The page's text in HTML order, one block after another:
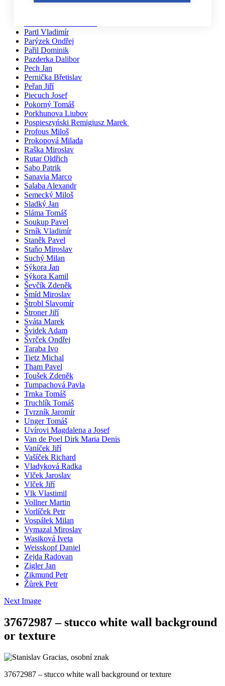
Nový Jindřich
Partl Vladimír
Parýzek Ondřej
Pařil Dominik
Pazderka Dalibor
Pech Jan
Pernička Břetislav
Peřan Jiří
Piecuch Josef
Pokorný Tomáš
Porkhunova Liubov
Pospieszyński Remigiusz Marek
Profous Miloš
Prokopová Milada
Raška Miroslav
Rutar Oldřich
Sabo Patrik
Sanavia Marco
Salaba Alexandr
Semecký Miloš
Sladký Jan
Sláma Tomáš
Soukup Pavel
Srník Vladimír
Staněk Pavel
Staňo Miroslav
Suchý Milan
Sýkora Jan
Sýkora Kamil
Ševčík Zdeněk
Šmíd Miroslav
Štrobl Slavomír
Štroner Jiří
Sváta Marek
Švidek Adam
Švrček Ondřej
Taraba Ivo
Tietz Michal
Tham Pavel
Toušek Zdeněk
Tumpachová Pavla
Trnka Tomáš
Truchlík Tomáš
Tvrzník Jaromír
Unger Tomáš
Uvírovi Magdalena a Josef
Van de Poel Dirk Maria Denis
Vaníček Jiří
Vašíček Richard
Vladyková Radka
Vlček Jaroslav
Vlček Jiří
Vlk Vlastimil
Vollner Martin
Vorlíček Petr
Vospálek Milan
Vymazal Miroslav
Wasiková Iveta
Weisskopf Daniel
Zejda Radovan
Zigler Jan
Zikmund Petr
Žůrek Petr
Next Image
37672987 – stucco white wall background
or texture
37672987 – stucco white wall background or texture